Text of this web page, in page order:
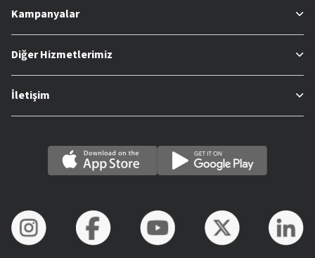
Kampanyalar
Diğer Hizmetlerimiz
İletişim